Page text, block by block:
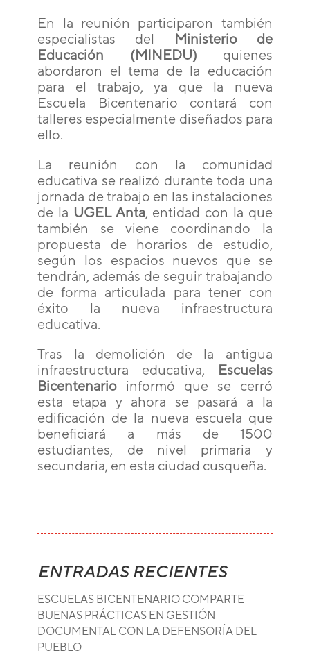
En la reunión participaron también
especialistas del
Ministerio de
Educación (MINEDU) quienes
abordaron el tema de la educación
para el trabajo, ya que la nueva
Escuela Bicentenario contará con
talleres especialmente diseñados para
ello.
La reunión con la comunidad
educativa se realizó durante toda una
jornada de trabajo en las instalaciones
de la UGEL Anta, entidad con la que
también se viene coordinando la
propuesta de horarios de estudio,
según los espacios nuevos que se
tendrán, además de seguir trabajando
de forma articulada para tener con
éxito la nueva infraestructura
educativa.
Tras la demolición de la antigua
infraestructura educativa,
Escuelas
Bicentenario informó que se cerró
esta etapa y ahora se pasará a la
edificación de la nueva escuela que
beneficiará a más de 1500
estudiantes, de nivel primaria y
secundaria, en esta ciudad cusqueña.
ENTRADAS RECIENTES
ESCUELAS BICENTENARIO COMPARTE
BUENAS PRÁCTICAS EN GESTIÓN
DOCUMENTAL CON LA DEFENSORÍA DEL
PUEBLO